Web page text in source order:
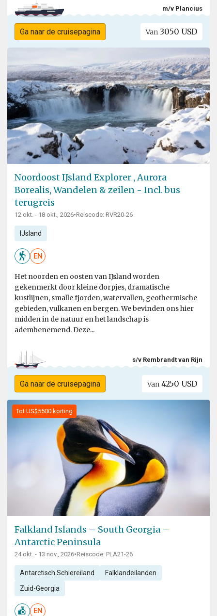
m/v Plancius
Ga naar de cruisepagina Van 3050 USD
Noordoost IJsland Explorer , Aurora
Borealis, Wandelen & zeilen - Incl. bus
terugreis
12 okt. - 18 okt., 2026•Reiscode: RVR20-26
IJsland
EN
Het noorden en oosten van IJsland worden
gekenmerkt door kleine dorpjes, dramatische
kustlijnen, smalle fjorden, watervallen, geothermische
gebieden, vulkanen en bergen. We bevinden ons hier
midden in de natuur en het landschap is
adembenemend. Deze...
s/v Rembrandt van Rijn
Ga naar de cruisepagina Van 4250 USD
Tot US$5500 korting
Falkland Islands – South Georgia –
Antarctic Peninsula
24 okt. - 13 nov., 2026•Reiscode: PLA21-26
Antarctisch Schiereiland Falklandeilanden
Zuid-Georgia
EN